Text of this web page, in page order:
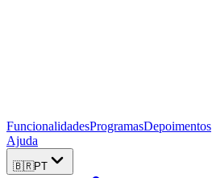
FuncionalidadesProgramasDepoimentos
Ajuda
🇧🇷PT